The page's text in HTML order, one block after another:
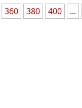
360 380 400 ...